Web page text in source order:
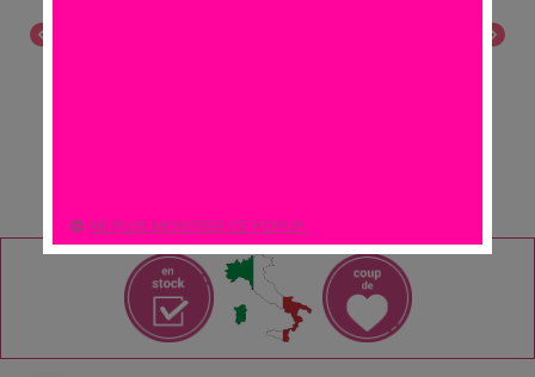
chevron_left chevron_right
NE PLUS MONTRER CE POPUP.